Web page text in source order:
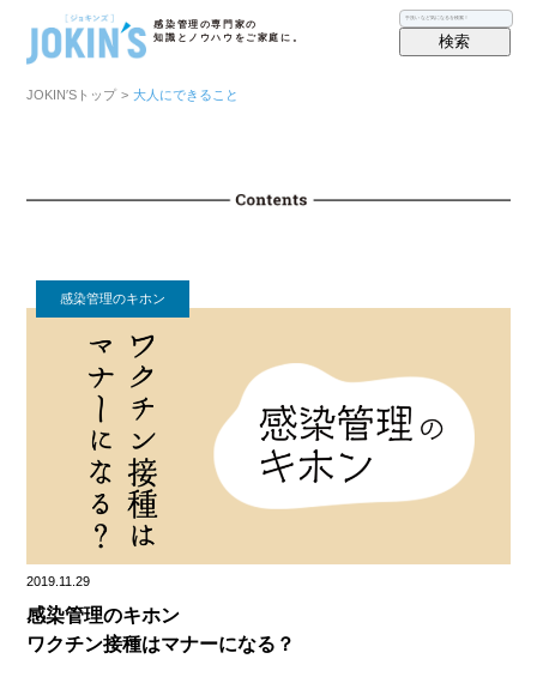
感染管理の専門家の
知識とノウハウをご家庭に。
検索
JOKIN′Sトップ > 大人にできること
感染管理のキホン
2019.11.29
感染管理のキホン
ワクチン接種はマナーになる？